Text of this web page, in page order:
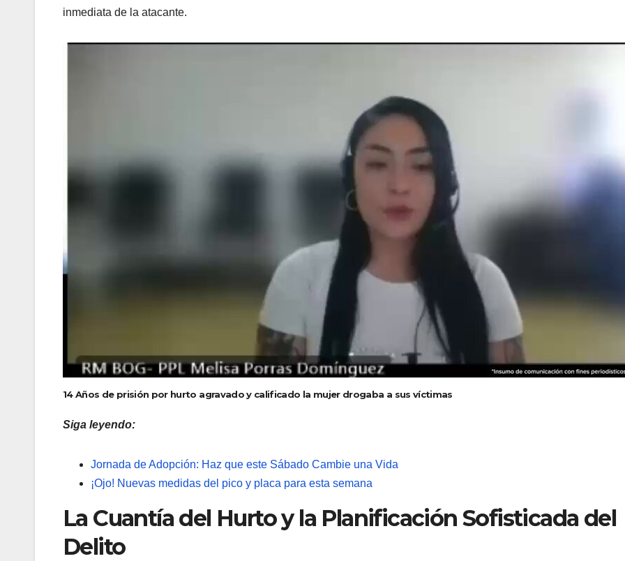
inmediata de la atacante.
14 Años de prisión por hurto agravado y calificado la mujer drogaba a sus víctimas
Siga leyendo:
Jornada de Adopción: Haz que este Sábado Cambie una Vida
¡Ojo! Nuevas medidas del pico y placa para esta semana
La Cuantía del Hurto y la Planificación Sofisticada del
Delito